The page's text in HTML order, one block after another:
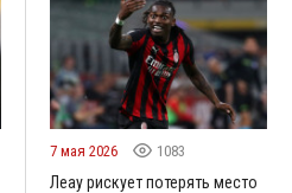
7 мая 2026 1083
Леау рискует потерять место